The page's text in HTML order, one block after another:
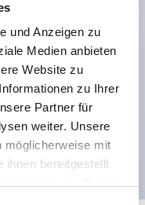
und Anzeigen zu
Medien anbieten
Website zu
zu Ihrer
Partner für
weiter. Unsere
möglicherweise mit
ihnen bereitgestellt
2-Aktions-
IP20-